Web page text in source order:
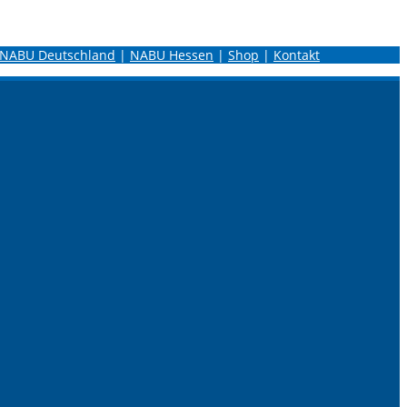
NABU Deutschland | NABU Hessen | Shop | Kontakt